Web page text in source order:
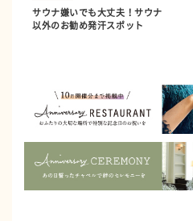
サウナ嫌いでも大丈夫！サウナ
以外のお勧め発汗スポット